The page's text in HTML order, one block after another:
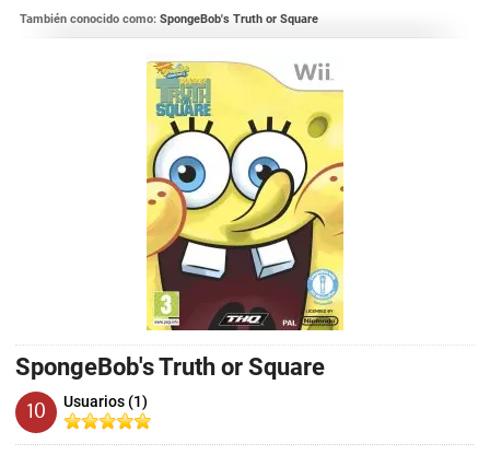
También conocido como: SpongeBob's Truth or Square
SpongeBob's Truth or Square
10 Usuarios (1)